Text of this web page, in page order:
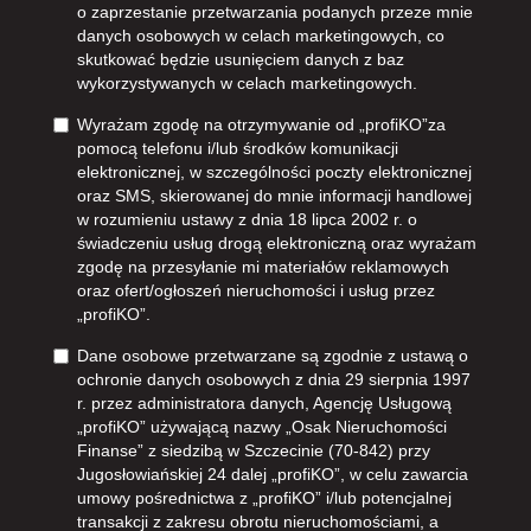
o zaprzestanie przetwarzania podanych przeze mnie
danych osobowych w celach marketingowych, co
skutkować będzie usunięciem danych z baz
wykorzystywanych w celach marketingowych.
Wyrażam zgodę na otrzymywanie od „profiKO”za
pomocą telefonu i/lub środków komunikacji
elektronicznej, w szczególności poczty elektronicznej
oraz SMS, skierowanej do mnie informacji handlowej
w rozumieniu ustawy z dnia 18 lipca 2002 r. o
świadczeniu usług drogą elektroniczną oraz wyrażam
zgodę na przesyłanie mi materiałów reklamowych
oraz ofert/ogłoszeń nieruchomości i usług przez
„profiKO”.
Dane osobowe przetwarzane są zgodnie z ustawą o
ochronie danych osobowych z dnia 29 sierpnia 1997
r. przez administratora danych, Agencję Usługową
„profiKO” używającą nazwy „Osak Nieruchomości
Finanse” z siedzibą w Szczecinie (70-842) przy
Jugosłowiańskiej 24 dalej „profiKO”, w celu zawarcia
umowy pośrednictwa z „profiKO” i/lub potencjalnej
transakcji z zakresu obrotu nieruchomościami, a